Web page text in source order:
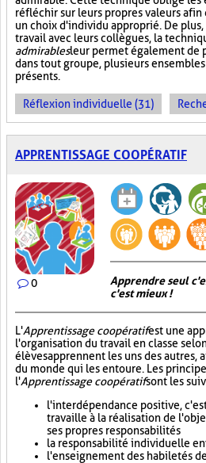
réfléchir sur leurs propres valeurs
un choix d'individu approprié. De
travail avec leurs collègues, la
admirablesleur permet également de
dans tout groupe, plusieurs
présents.
Réflexion individuelle (31)
APPRENTISSAGE COOPÉRATIF
0
Apprendre seul
c'est mieux !
L'Apprentissage coopératifest une
l'organisation du travail en classe
élèves apprennent les uns des autres,
du monde qui les entoure. Les
l'Apprentissage coopératifsont les
l'interdépendance positive,
travaille à la réalisation de
ses propres responsabilités
la responsabilité individuelle
l'enseignement des habiletés